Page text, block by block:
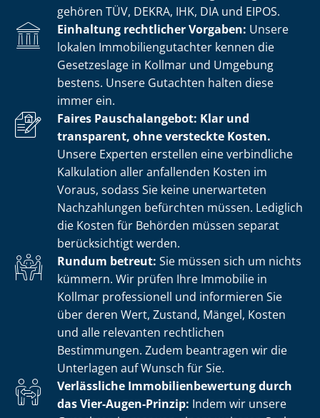
gehören TÜV, DEKRA, IHK, DIA und EIPOS.
Einhaltung rechtlicher Vorgaben: Unsere
lokalen Im­mo­bi­li­en­gut­ach­ter kennen die
Gesetzeslage in Kollmar und Umgebung
bestens. Unsere Gutachten halten diese
immer ein.
Faires Pauschalangebot: Klar und
transparent, ohne versteckte Kosten.
Unsere Experten erstellen eine verbindliche
Kalkulation aller anfallenden Kosten im
Voraus, sodass Sie keine unerwarteten
Nachzahlungen befürchten müssen. Lediglich
die Kosten für Behörden müssen separat
berücksichtigt werden.
Rundum betreut: Sie müssen sich um nichts
kümmern. Wir prüfen Ihre Immobilie in
Kollmar professionell und informieren Sie
über deren Wert, Zustand, Mängel, Kosten
und alle relevanten rechtlichen
Bestimmungen. Zudem beantragen wir die
Unterlagen auf Wunsch für Sie.
Verlässliche Im­mo­bi­li­en­be­wer­tung durch
das Vier-Augen-Prinzip: Indem wir unsere